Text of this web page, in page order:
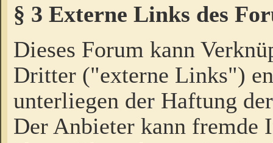
§ 3 Externe Links des
Dieses Forum kann
Dritter ("externe Links")
unterliegen der Haftung
Der Anbieter kann fremde